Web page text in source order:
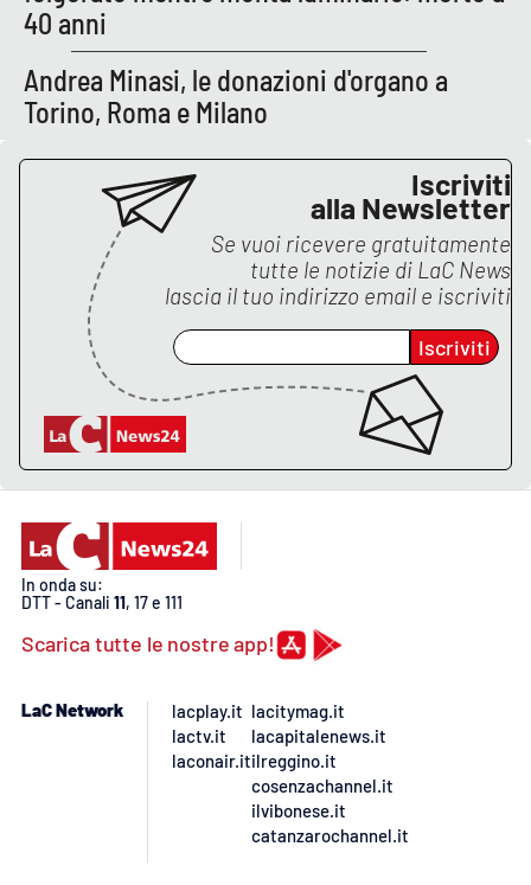
40 anni
Andrea Minasi, le donazioni d'organo a
Torino, Roma e Milano
Iscriviti
alla Newsletter
Se vuoi ricevere gratuitamente
tutte le notizie di LaC News
lascia il tuo indirizzo email e iscriviti
Iscriviti
In onda su:
DTT - Canali 11, 17 e 111
Scarica tutte le nostre app!
LaC Network
lacplay.it
lactv.it
laconair.it
lacitymag.it
lacapitalenews.it
ilreggino.it
cosenzachannel.it
ilvibonese.it
catanzarochannel.it